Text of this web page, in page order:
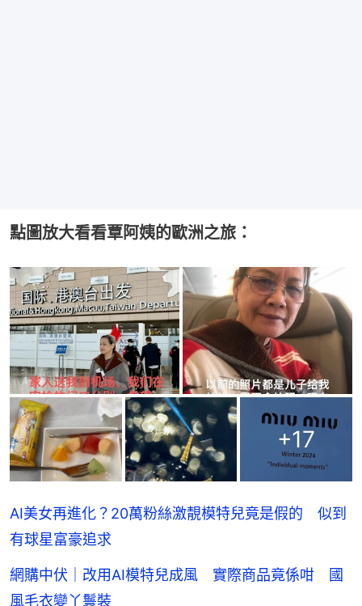
點圖放大看看覃阿姨的歐洲之旅：
+17
AI美女再進化？20萬粉絲激靚模特兒竟是假的 似到
有球星富豪追求
網購中伏｜改用AI模特兒成風 實際商品竟係咁 國
風毛衣變丫鬟裝